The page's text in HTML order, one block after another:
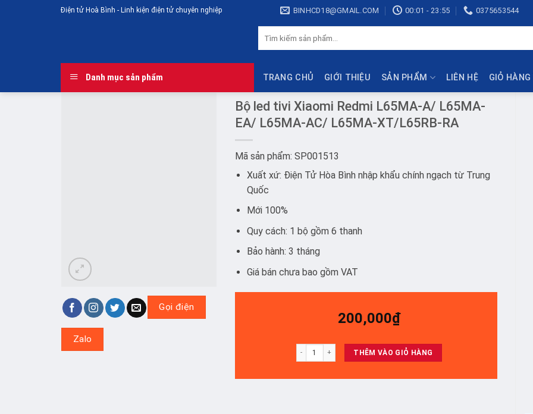
Điện tử Hoà Bình - Linh kiện điện tử chuyên nghiệp BINHCD18@GMAIL.COM 00:01 - 23:55 0375653544
kiếm:
Danh mục sản phẩm TRANG CHỦ GIỚI THIỆU SẢN PHẨM LIÊN HỆ GIỎ HÀNG
Gọi điện
Zalo
Bộ led tivi Xiaomi Redmi L65MA-A/ L65MA-
EA/ L65MA-AC/ L65MA-XT/L65RB-RA
Mã sản phẩm: SP001513
Xuất xứ: Điện Tử Hòa Bình nhập khẩu chính ngạch từ Trung
Quốc
Mới 100%
Quy cách: 1 bộ gồm 6 thanh
Bảo hành: 3 tháng
Giá bán chưa bao gồm VAT
200,000₫
Bộ led tivi Xiaomi Redmi L65MA-A/ L65MA-EA/ L65MA-AC/ L65MA-XT/
THÊM VÀO GIỎ HÀNG